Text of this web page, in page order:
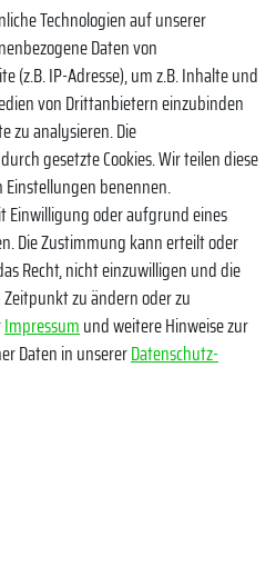
und Co. - Riverfighters ist der
- Von Anglern für Angler
zzgl. Versandkosten
Preisen pro Variante
UVP auf die Variante mit dem
weiteren Varianten wird bei Klick
Technologien auf unserer
Daten von
(z.B. IP-Adresse), um z.B. Inhalte und
von Drittanbietern einzubinden
zu analysieren. Die
gesetzte Cookies. Wir teilen diese
benennen.
Einwilligung oder aufgrund eines
Die Zustimmung kann erteilt oder
Recht, nicht einzuwilligen und die
zu ändern oder zu
Impressumund weitere Hinweise zur
Daten in unsererDaten­schutz­